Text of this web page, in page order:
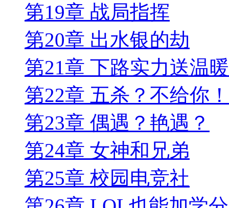
第19章 战局指挥
第20章 出水银的劫
第21章 下路实力送温暖
第22章 五杀？不给你！
第23章 偶遇？艳遇？
第24章 女神和兄弟
第25章 校园电竞社